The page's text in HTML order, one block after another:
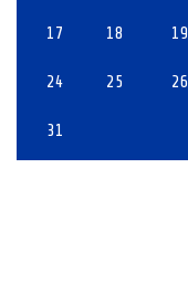
17 18 19
24 25 26
31